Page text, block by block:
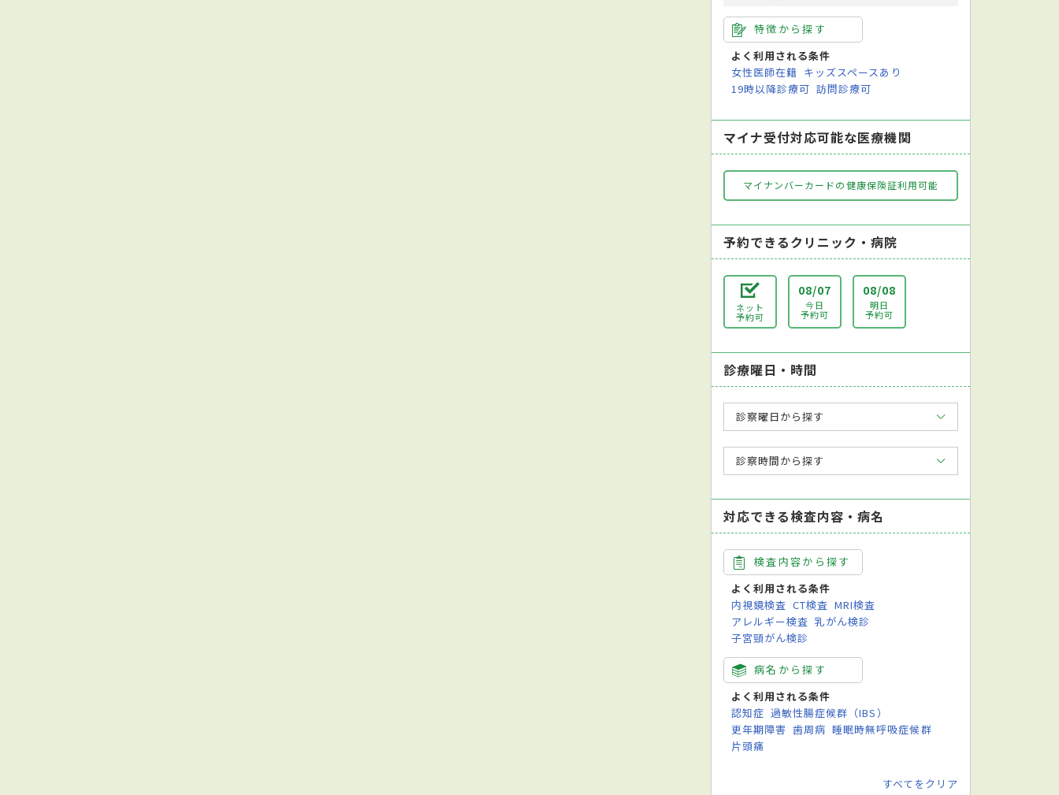
特徴から探す
よく利用される条件
女性医師在籍 キッズスペースあり
19時以降診療可 訪問診療可
マイナ受付対応可能な医療機関
マイナンバーカードの健康保険証利用可能
予約できるクリニック・病院
ネット
予約可
08/07
今日
予約可
08/08
明日
予約可
診療曜日・時間
診察曜日から探す
診察時間から探す
対応できる検査内容・病名
検査内容から探す
よく利用される条件
内視鏡検査 CT検査 MRI検査
アレルギー検査 乳がん検診
子宮頸がん検診
病名から探す
よく利用される条件
認知症 過敏性腸症候群（IBS）
更年期障害 歯周病 睡眠時無呼吸症候群
片頭痛
すべてをクリア